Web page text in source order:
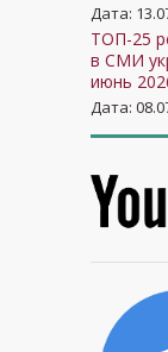
Дата:
ТОП-25
в СМИ
июнь
Дата: